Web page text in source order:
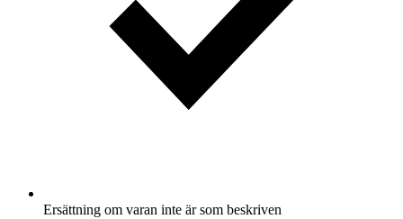
Ersättning om varan inte är som beskriven